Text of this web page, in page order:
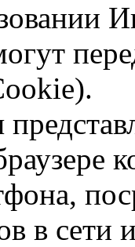
в сети